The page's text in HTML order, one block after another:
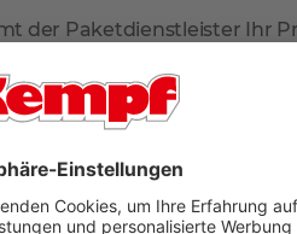
der Paketdienstleister
Sie dann in Ihrem
im oberen Bereich der